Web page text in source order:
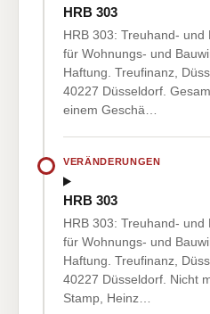
HRB 303
HRB 303: Treuhand-
für Wohnungs- und
Haftung. Treufinanz,
40227 Düsseldorf.
einem Geschä…
VERÄNDERUNGEN
HRB 303
HRB 303: Treuhand-
für Wohnungs- und
Haftung. Treufinanz,
40227 Düsseldorf. Nicht
Stamp, Heinz…